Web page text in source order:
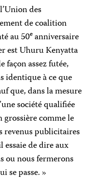
des
de coalition
au 50eanniversaire
est Uhuru Kenyatta
façon assez futée,
identique à ce que
que, dans la mesure
société qualifiée
grossière comme le
revenus publicitaires
essaie de dire aux
ou nous fermerons
se passe. »